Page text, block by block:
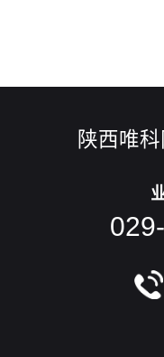
陕西唯